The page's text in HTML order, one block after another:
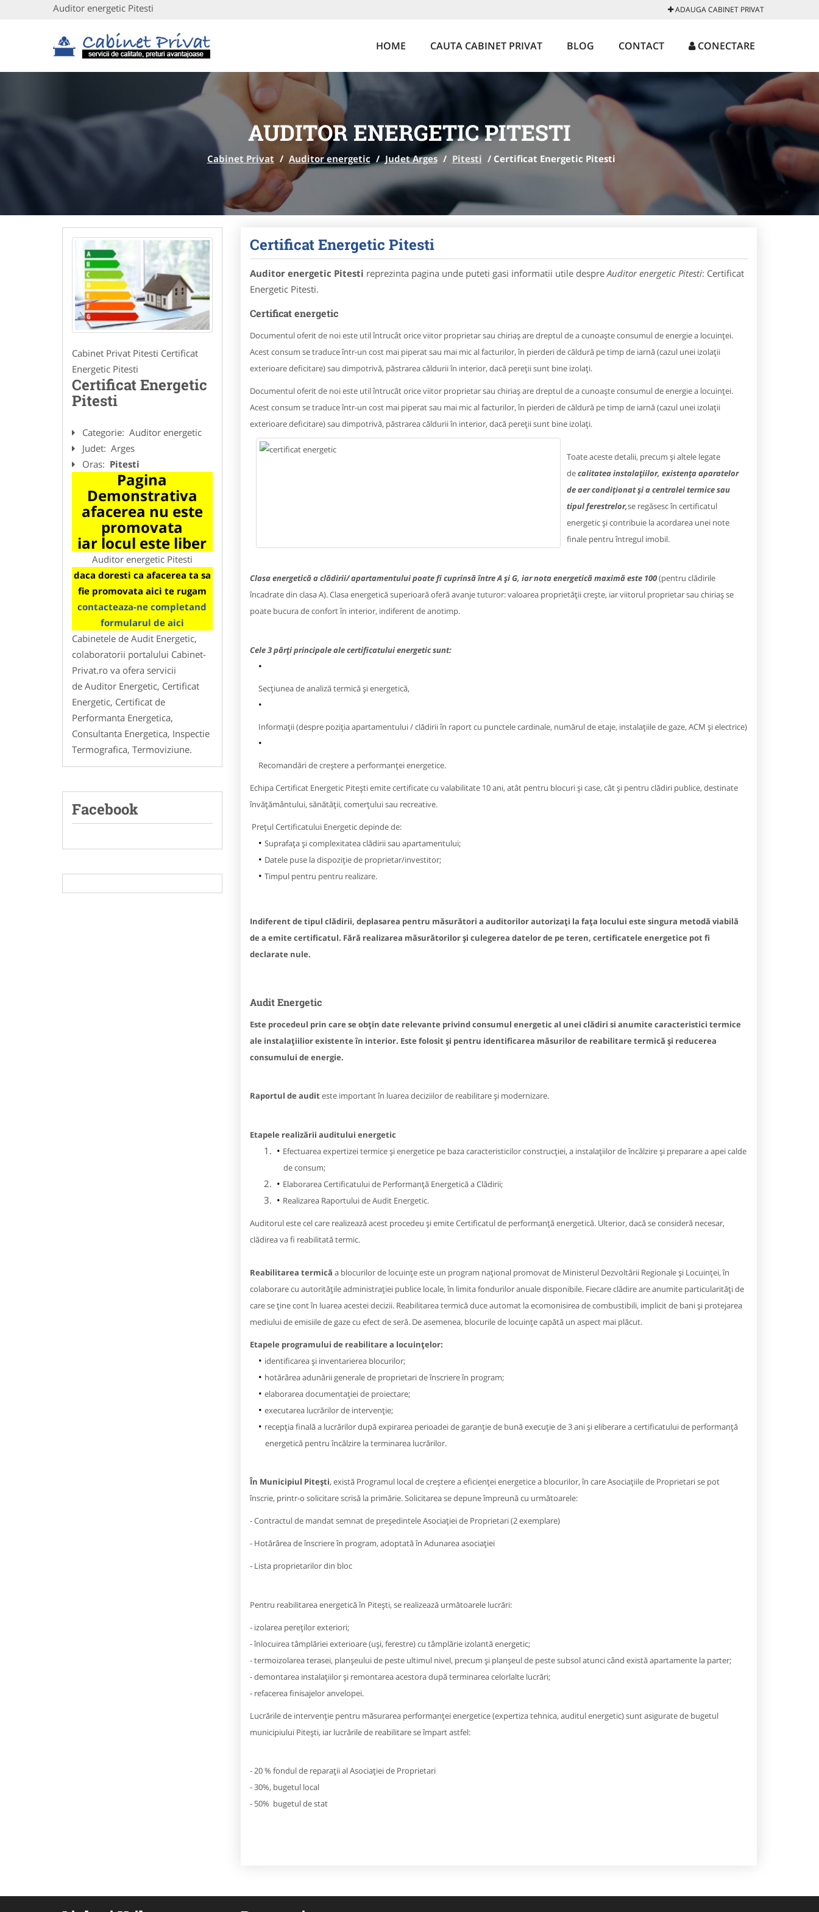
Auditor energetic Pitesti ADAUGA CABINET PRIVAT
HOME CAUTA CABINET PRIVAT BLOG CONTACT CONECTARE
AUDITOR ENERGETIC PITESTI
Cabinet Privat / Auditor energetic / Judet Arges / Pitesti / Certificat Energetic Pitesti
Cabinet Privat Pitesti Certificat
Energetic Pitesti
Certificat Energetic
Pitesti
Categorie: Auditor energetic
Judet: Arges
Oras: Pitesti
Pagina
Demonstrativa
afacerea nu este
promovata
iar locul este liber
Auditor energetic Pitesti
daca doresti ca afacerea ta sa
fie promovata aici te rugam
contacteaza-ne completand
formularul de aici
Cabinetele de Audit Energetic,
colaboratorii portalului Cabinet-
Privat.ro va ofera servicii
de Auditor Energetic, Certificat
Energetic, Certificat de
Performanta Energetica,
Consultanta Energetica, Inspectie
Termografica, Termoviziune.
Facebook
Certificat Energetic Pitesti
Auditor energetic Pitesti reprezinta pagina unde puteti gasi informatii utile despreAuditor energetic Pitesti: Certificat
Energetic Pitesti.
Certificat energetic
Documentul oferit de noi este util întrucât orice viitor proprietar sau chiriaș are dreptul de a cunoaște consumul de energie a locuinței.
Acest consum se traduce într-un cost mai piperat sau mai mic al facturilor, în pierderi de căldură pe timp de iarnă (cazul unei izolații
exterioare deficitare) sau dimpotrivă, păstrarea căldurii în interior, dacă pereții sunt bine izolați.
Documentul oferit de noi este util întrucât orice viitor proprietar sau chiriaș are dreptul de a cunoaște consumul de energie a locuinței.
Acest consum se traduce într-un cost mai piperat sau mai mic al facturilor, în pierderi de căldură pe timp de iarnă (cazul unei izolații
exterioare deficitare) sau dimpotrivă, păstrarea căldurii în interior, dacă pereții sunt bine izolați.
Toate aceste detalii, precum și altele legate
decalitatea instalațiilor, existența aparatelor
de aer condiționat și a centralei termice sau
tipul ferestrelor,se regăsesc în certificatul
energetic și contribuie la acordarea unei note
finale pentru întregul imobil.
Clasa energetică a clădirii/ apartamentului poate fi cuprinsă între A și G, iar nota energetică maximă este 100(pentru clădirile
încadrate din clasa A). Clasa energetică superioară oferă avanje tuturor:valoarea proprietății crește, iar viitorul proprietar sau chiriaș se
poate bucura de confort în interior, indiferent de anotimp.
Cele 3 părți principale ale certificatului energetic sunt:
Secțiunea de analiză termică și energetică,
Informații (despre poziția apartamentului / clădirii în raport cu punctele cardinale, numărul de etaje, instalațiile de gaze, ACM și electrice)
Recomandări de creștere a performanței energetice.
Echipa Certificat Energetic Pitești emite certificate cu valabilitate 10 ani, atât pentru blocuri și case, cât și pentru clădiri publice, destinate
învăţământului, sănătății, comerțului sau recreative.
Prețul Certificatului Energetic depinde de:
Suprafața și complexitatea clădirii sau apartamentului;
Datele puse la dispoziție de proprietar/investitor;
Timpul pentru pentru realizare.
Indiferent de tipul clădirii, deplasarea pentru măsurători a auditorilor autorizați la fața locului este singura metodă viabilă
de a emite certificatul. Fără realizarea măsurătorilor și culegerea datelor de pe teren, certificatele energetice pot fi
declarate nule.
Audit Energetic
Este procedeul prin care se obţin date relevante privind consumul energetic al unei clădiri si anumite caracteristici termice
ale instalațiilior existente în interior. Este folosit și pentru identificarea măsurilor de reabilitare termică și reducerea
consumului de energie.
Raportul de auditeste important în luarea deciziilor de reabilitare și modernizare.
Etapele realizării auditului energetic
Efectuarea expertizei termice și energetice pe baza caracteristicilor construcției, a instalaţiilor de încălzire şi preparare a apei calde
de consum;
Elaborarea Certificatului de Performanță Energetică a Clădirii;
Realizarea Raportului de Audit Energetic.
Auditorul este cel care realizează acest procedeu și emite Certificatul de performanță energetică. Ulterior, dacă se consideră necesar,
clădirea va fi reabilitată termic.
Reabilitarea termică a blocurilor de locuințe este un program național promovat de Ministerul Dezvoltării Regionale și Locuinței, în
colaborare cu autoritățile administrației publice locale, în limita fondurilor anuale disponibile. Fiecare clădire are anumite particularități de
care se ține cont în luarea acestei decizii. Reabilitarea termică duce automat la ecomonisirea de combustibili, implicit de bani și protejarea
mediului de emisiile de gaze cu efect de seră. De asemenea, blocurile de locuințe capătă un aspect mai plăcut.
Etapele programului de reabilitare a locuințelor:
identificarea şi inventarierea blocurilor;
hotărârea adunării generale de proprietari de înscriere în program;
elaborarea documentaţiei de proiectare;
executarea lucrărilor de intervenţie;
recepţia finală a lucrărilor după expirarea perioadei de garanţie de bună execuţie de 3 ani și eliberare a certificatului de performanţă
energetică pentru încălzire la terminarea lucrărilor.
În Municipiul Pitești, există Programul local de creștere a eficienței energetice a blocurilor, în care Asociațiile de Proprietari se pot
înscrie, printr-o solicitare scrisă la primărie. Solicitarea se depune împreună cu următoarele:
- Contractul de mandat semnat de președintele Asociației de Proprietari (2 exemplare)
- Hotărârea de înscriere în program, adoptată în Adunarea asociației
- Lista proprietarilor din bloc
Pentru reabilitarea energetică în Pitești, se realizează următoarele lucrări:
- izolarea pereților exteriori;
- înlocuirea tâmplăriei exterioare (uși, ferestre) cu tâmplărie izolantă energetic;
- termoizolarea terasei, planșeului de peste ultimul nivel, precum și planșeul de peste subsol atunci când există apartamente la parter;
- demontarea instalațiilor și remontarea acestora după terminarea celorlalte lucrări;
- refacerea finisajelor anvelopei.
Lucrările de intervenție pentru măsurarea performanței energetice (expertiza tehnica, auditul energetic) sunt asigurate de bugetul
municipiului Pitești, iar lucrările de reabilitare se împart astfel:
- 20 % fondul de reparații al Asociației de Proprietari
- 30%, bugetul local
- 50% bugetul de stat